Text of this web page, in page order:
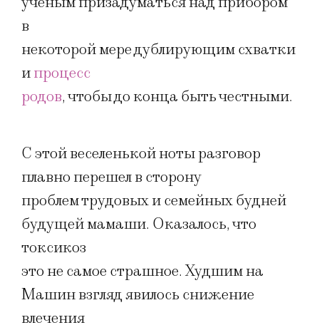
в
некоторой мере дублирующим схватки
ипроцесс
родов, чтобы до конца быть честными.
С этой веселенькой ноты разговор
плавно перешел в сторону
проблем трудовых и семейных будней
будущей мамаши. Оказалось, что
токсикоз
это не самое страшное. Худшим на
Машин взгляд явилось снижение
влечения